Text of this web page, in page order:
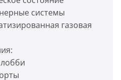
системы
газовая